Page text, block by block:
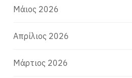
Μάιος 2026
Απρίλιος 2026
Μάρτιος 2026